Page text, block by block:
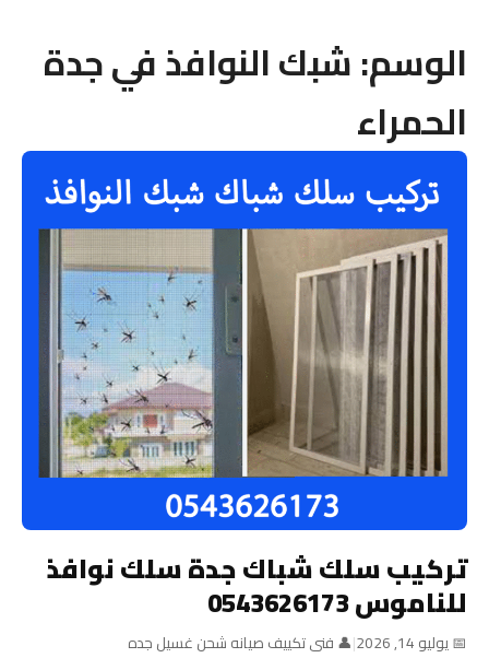
الوسم:شبك النوافذ في جدة
الحمراء
تركيب سلك شباك جدة سلك نوافذ
للناموس 0543626173
📅 يوليو 14, 2026 |👤 فنى تكييف صيانه شحن غسيل جده